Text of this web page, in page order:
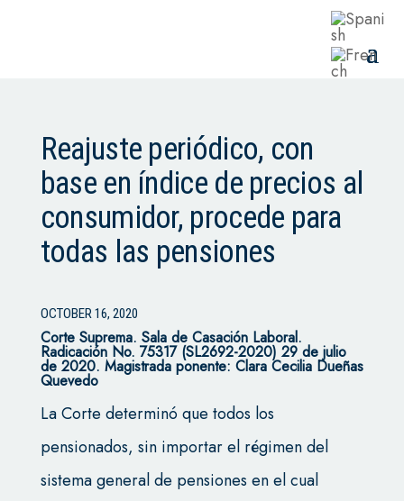
Reajuste periódico, con
base en índice de precios al
consumidor, procede para
todas las pensiones
OCTOBER 16, 2020
Corte Suprema. Sala de Casación Laboral.
Radicación No. 75317 (SL2692-2020) 29 de julio
de 2020. Magistrada ponente: Clara Cecilia Dueñas
Quevedo
La Corte determinó que todos los
pensionados, sin importar el régimen del
sistema general de pensiones en el cual